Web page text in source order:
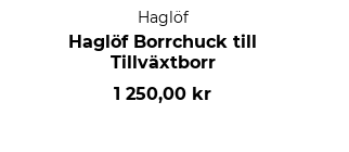
Haglöf
Haglöf Borrchuck till
Tillväxtborr
1 250,00 kr